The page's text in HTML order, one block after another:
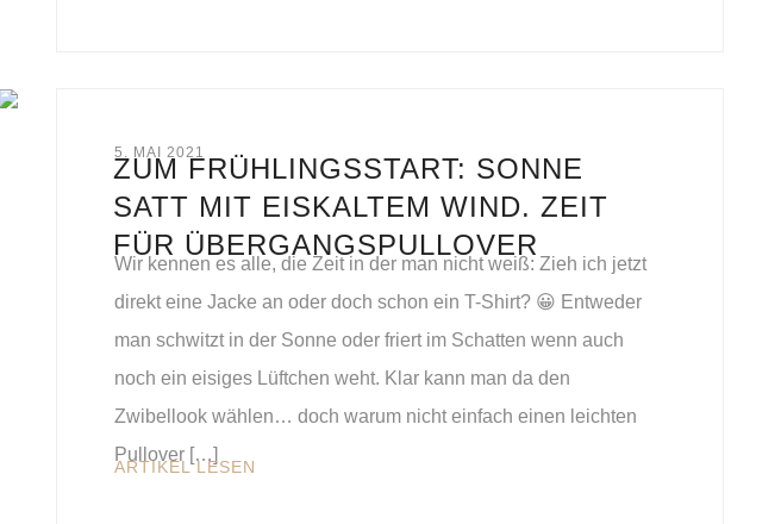
5. MAI 2021
ZUM FRÜHLINGSSTART: SONNE
SATT MIT EISKALTEM WIND. ZEIT
FÜR ÜBERGANGSPULLOVER
Wir kennen es alle, die Zeit in der man nicht weiß: Zieh ich jetzt
direkt eine Jacke an oder doch schon ein T-Shirt? 😀 Entweder
man schwitzt in der Sonne oder friert im Schatten wenn auch
noch ein eisiges Lüftchen weht. Klar kann man da den
Zwibellook wählen… doch warum nicht einfach einen leichten
Pullover […]
ARTIKEL LESEN